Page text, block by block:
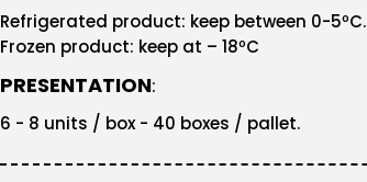
Refrigerated product: keep between 0-5ºC.
Frozen product: keep at – 18ºC
PRESENTATION:
6 - 8 units / box - 40 boxes / pallet.